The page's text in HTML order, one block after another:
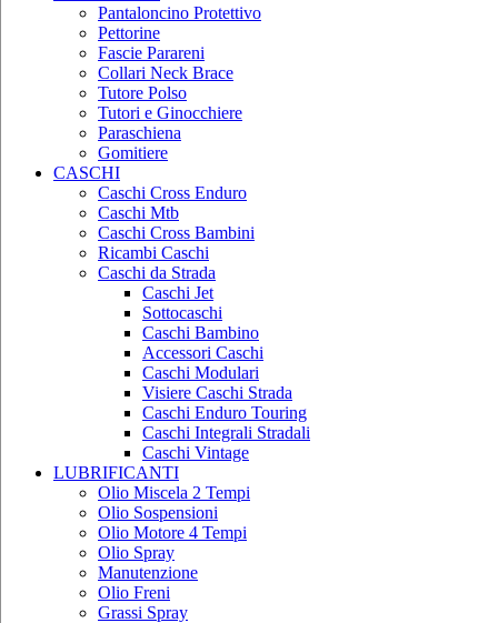
Pantaloncino Protettivo
Pettorine
Fascie Parareni
Collari Neck Brace
Tutore Polso
Tutori e Ginocchiere
Paraschiena
Gomitiere
CASCHI
Caschi Cross Enduro
Caschi Mtb
Caschi Cross Bambini
Ricambi Caschi
Caschi da Strada
Caschi Jet
Sottocaschi
Caschi Bambino
Accessori Caschi
Caschi Modulari
Visiere Caschi Strada
Caschi Enduro Touring
Caschi Integrali Stradali
Caschi Vintage
LUBRIFICANTI
Olio Miscela 2 Tempi
Olio Sospensioni
Olio Motore 4 Tempi
Olio Spray
Manutenzione
Olio Freni
Grassi Spray